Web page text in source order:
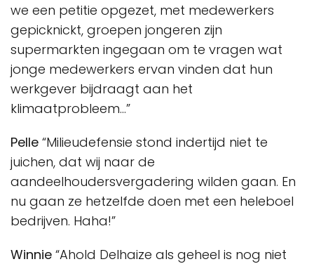
we een petitie opgezet, met medewerkers
gepicknickt, groepen jongeren zijn
supermarkten ingegaan om te vragen wat
jonge medewerkers ervan vinden dat hun
werkgever bijdraagt aan het
klimaatprobleem…”
Pelle “Milieudefensie stond indertijd niet te
juichen, dat wij naar de
aandeelhoudersvergadering wilden gaan. En
nu gaan ze hetzelfde doen met een heleboel
bedrijven. Haha!”
Winnie “Ahold Delhaize als geheel is nog niet